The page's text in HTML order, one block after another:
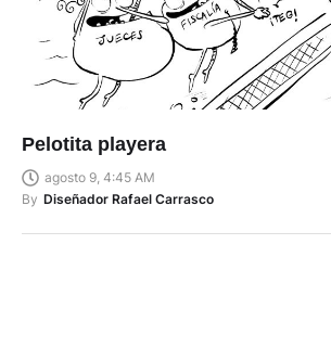
Pelotita playera
agosto 9, 4:45 AM
By Diseñador Rafael Carrasco